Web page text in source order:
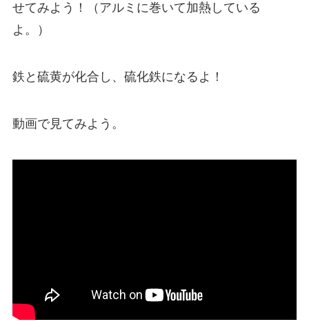
せてみよう！（アルミに巻いて加熱している
よ。）
鉄と硫黄が化合し、硫化鉄になるよ！
動画で見てみよう。